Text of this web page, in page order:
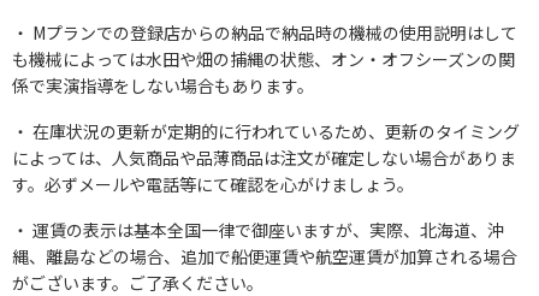
Mプランでの登録店からの納品で納品時の機械の使用説明はして
も機械によっては水田や畑の捕縄の状態、オン・オフシーズンの関
係で実演指導をしない場合もあります。
在庫状況の更新が定期的に行われているため、更新のタイミング
によっては、人気商品や品薄商品は注文が確定しない場合がありま
す。必ずメールや電話等にて確認を心がけましょう。
運賃の表示は基本全国一律で御座いますが、実際、北海道、沖
縄、離島などの場合、追加で船便運賃や航空運賃が加算される場合
がございます。ご了承ください。